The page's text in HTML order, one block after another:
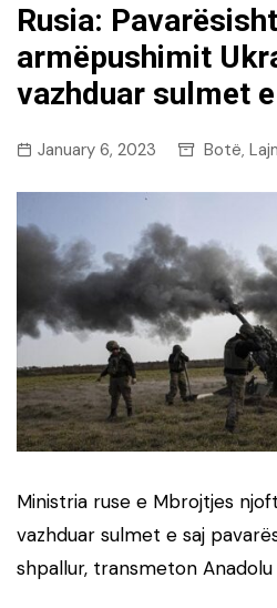
Rusia: Pavarësisht
armëpushimit
vazhduar sulmet
January 6, 2023 Botë,
Ministria ruse e Mbrojtjes
vazhduar sulmet e saj
shpallur, transmeton Anadolu